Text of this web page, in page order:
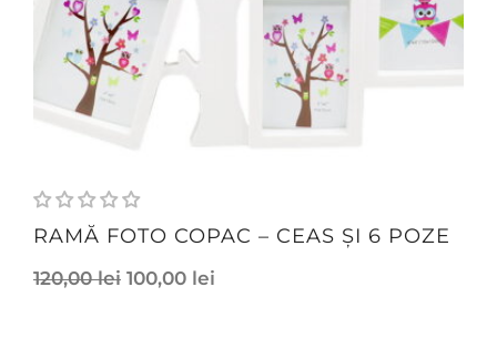
RAMĂ FOTO COPAC – CEAS ȘI 6 POZE
120,00lei 100,00 lei